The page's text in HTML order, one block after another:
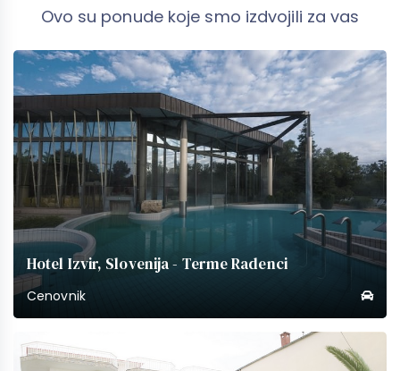
Ovo su ponude koje smo izdvojili za vas
Hotel Izvir, Slovenija - Terme Radenci
Cenovnik